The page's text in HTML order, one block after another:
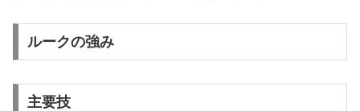
ルークの強み
主要技